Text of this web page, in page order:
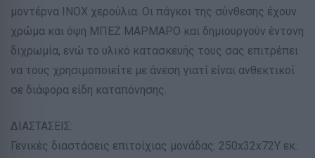
μοντέρνα ΙΝΟΧ χερούλια. Οι πάγκοι της σύνθεσης έχουν
χρώμα και όψη ΜΠΕΖ ΜΑΡΜΑΡΟ και δημιουργούν έντονη
διχρωμία, ενώ το υλικό κατασκευής τους σας επιτρέπει
να τους χρησιμοποιείτε με άνεση γιατί είναι ανθεκτικοί
σε διάφορα είδη καταπόνησης.
ΔΙΑΣΤΑΣΕΙΣ:
Γενικές διαστάσεις επιτοίχιας μονάδας: 250x32x72Υ εκ.